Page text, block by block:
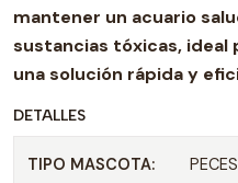
mantener un acuario
sustancias tóxicas, ideal
una solución rápida y
DETALLES
TIPO MASCOTA: